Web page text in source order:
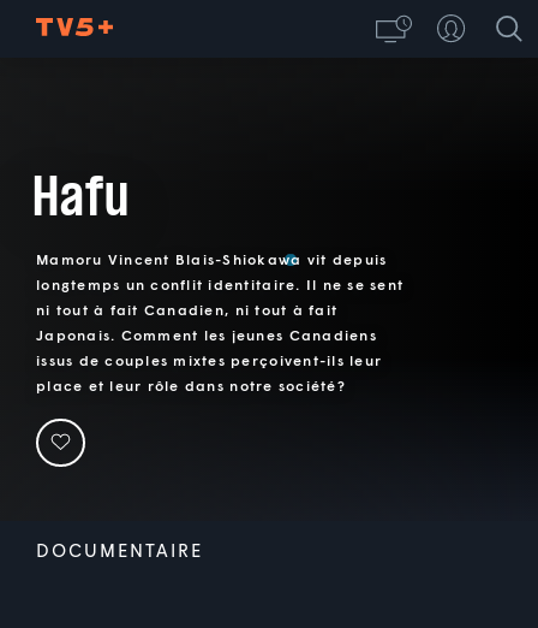
Hafu
Mamoru Vincent Blais-Shiokawa vit depuis
longtemps un conflit identitaire. Il ne se sent
ni tout à fait Canadien, ni tout à fait
Japonais. Comment les jeunes Canadiens
issus de couples mixtes perçoivent-ils leur
place et leur rôle dans notre société?
DOCUMENTAIRE